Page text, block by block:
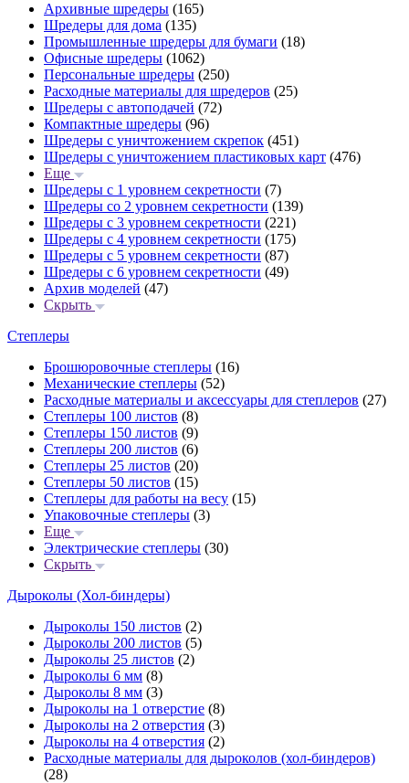
Архивные шредеры (165)
Шредеры для дома (135)
Промышленные шредеры для бумаги (18)
Офисные шредеры (1062)
Персональные шредеры (250)
Расходные материалы для шредеров (25)
Шредеры с автоподачей (72)
Компактные шредеры (96)
Шредеры с уничтожением скрепок (451)
Шредеры с уничтожением пластиковых карт (476)
Еще
Шредеры с 1 уровнем секретности (7)
Шредеры со 2 уровнем секретности (139)
Шредеры с 3 уровнем секретности (221)
Шредеры с 4 уровнем секретности (175)
Шредеры с 5 уровнем секретности (87)
Шредеры с 6 уровнем секретности (49)
Архив моделей (47)
Скрыть
Степлеры
Брошюровочные степлеры (16)
Механические степлеры (52)
Расходные материалы и аксессуары для степлеров (27)
Степлеры 100 листов (8)
Степлеры 150 листов (9)
Степлеры 200 листов (6)
Степлеры 25 листов (20)
Степлеры 50 листов (15)
Степлеры для работы на весу (15)
Упаковочные степлеры (3)
Еще
Электрические степлеры (30)
Скрыть
Дыроколы (Хол-биндеры)
Дыроколы 150 листов (2)
Дыроколы 200 листов (5)
Дыроколы 25 листов (2)
Дыроколы 6 мм (8)
Дыроколы 8 мм (3)
Дыроколы на 1 отверстие (8)
Дыроколы на 2 отверстия (3)
Дыроколы на 4 отверстия (2)
Расходные материалы для дыроколов (хол-биндеров)
(28)